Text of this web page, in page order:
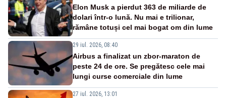
Elon Musk a pierdut 363 de miliarde de
dolari într-o lună. Nu mai e trilionar,
rămâne totuși cel mai bogat om din lume
29 iul. 2026, 08:40
Airbus a finalizat un zbor-maraton de
peste 24 de ore. Se pregătesc cele mai
lungi curse comerciale din lume
27 iul. 2026, 13:01